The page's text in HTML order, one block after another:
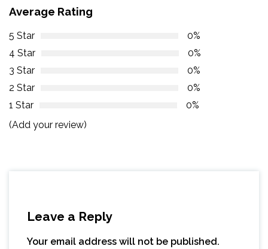
Average Rating
5 Star
0%
4 Star
0%
3 Star
0%
2 Star
0%
1 Star
0%
(Add your review)
Leave a Reply
Your email address will not be published.